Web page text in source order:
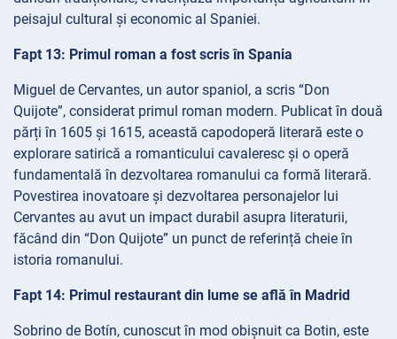
peisajul cultural și economic al Spaniei.
Fapt 13: Primul roman a fost scris în Spania
Miguel de Cervantes, un autor spaniol, a scris “Don
Quijote”, considerat primul roman modern. Publicat în două
părți în 1605 și 1615, această capodoperă literară este o
explorare satirică a romanticului cavaleresc și o operă
fundamentală în dezvoltarea romanului ca formă literară.
Povestirea inovatoare și dezvoltarea personajelor lui
Cervantes au avut un impact durabil asupra literaturii,
făcând din “Don Quijote” un punct de referință cheie în
istoria romanului.
Fapt 14: Primul restaurant din lume se află în Madrid
Sobrino de Botín, cunoscut în mod obișnuit ca Botin, este